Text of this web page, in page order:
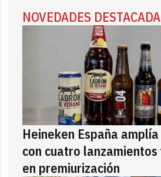
NOVEDADES
Heineken España
con cuatro
en premiurización